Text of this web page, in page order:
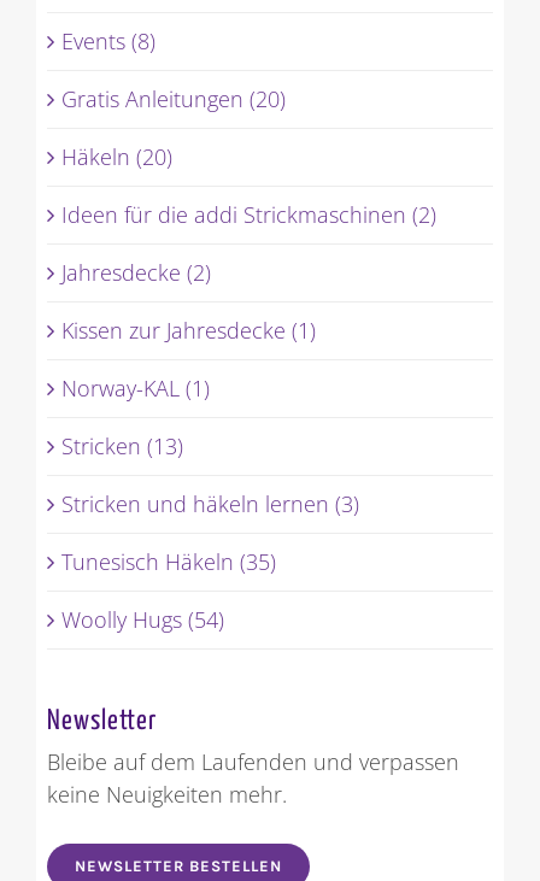
Events (8)
Gratis Anleitungen (20)
Häkeln (20)
Ideen für die addi Strickmaschinen (2)
Jahresdecke (2)
Kissen zur Jahresdecke (1)
Norway-KAL (1)
Stricken (13)
Stricken und häkeln lernen (3)
Tunesisch Häkeln (35)
Woolly Hugs (54)
Newsletter
Bleibe auf dem Laufenden und verpassen
keine Neuigkeiten mehr.
NEWSLETTER BESTELLEN